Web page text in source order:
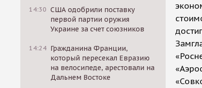
14:30 США одобрили поставку
первой партии оружия
Украине за счет союзников
14:24 Гражданина Франции,
который пересекал Евразию
на велосипеде, арестовали на
Дальнем Востоке